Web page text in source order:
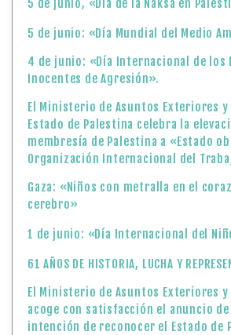
5 de junio, «Día de la Naksa en
5 de junio: «Día Mundial del Medio
4 de junio: «Día Internacional de los
Inocentes de Agresión».
El Ministerio de Asuntos Exteriores y
Estado de Palestina celebra la
membresía de Palestina a «Estado
Organización Internacional del
Gaza: «Niños con metralla en el
cerebro»
1 de junio: «Día Internacional del
61 AÑOS DE HISTORIA, LUCHA Y
El Ministerio de Asuntos Exteriores y
acoge con satisfacción el anuncio de
intención de reconocer el Estado de